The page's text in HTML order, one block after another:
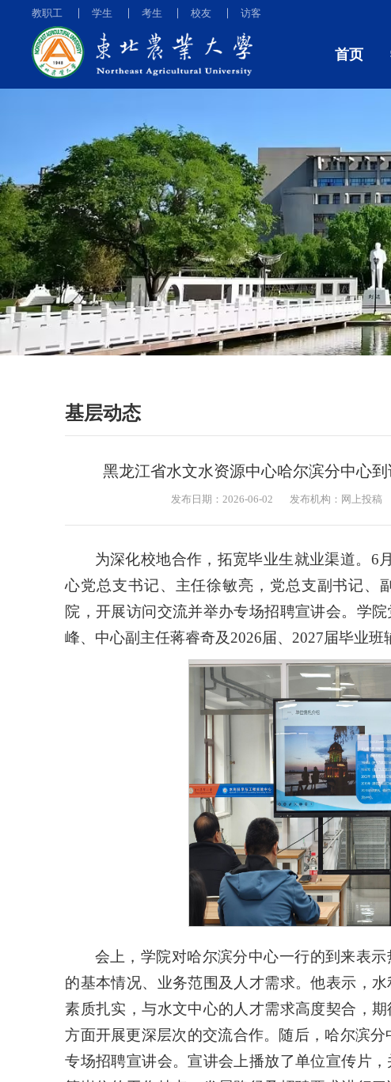
教职工 学生 考生 校友 访客
首页
基层动态
黑龙江省水文水资源中心哈尔滨分中心
发布日期：2026-06-02 发布机构：网上投稿
为深化校地合作，拓宽毕业生就业渠道。6
心党总支书记、主任徐敏亮，党总支副书记、
院，开展访问交流并举办专场招聘宣讲会。学
峰、中心副主任蒋睿奇及2026届、2027届毕业班
会上，学院对哈尔滨分中心一行的到来表
的基本情况、业务范围及人才需求。他表示，
素质扎实，与水文中心的人才需求高度契合，
方面开展更深层次的交流合作。随后，哈尔滨
专场招聘宣讲会。宣讲会上播放了单位宣传片